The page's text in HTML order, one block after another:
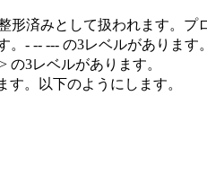
済みとして扱われます。プ
- -- --- の3レベルがあります。
の3レベルがあります。
。以下のようにします。